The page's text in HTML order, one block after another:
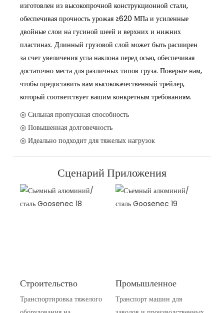
изготовлен из высокопрочной конструкционной стали,
обеспечивая прочность урожая ≥620 МПа и усиленные
двойные слои на гусиной шеей и верхних и нижних
пластинах. Длинный грузовой слой может быть расширен
за счет увеличения угла наклона перед осью, обеспечивая
достаточно места для различных типов груза. Поверьте нам,
чтобы предоставить вам высококачественный трейлер,
который соответствует вашим конкретным требованиям.
◎ Сильная пропускная способность
◎ Повышенная долговечность
◎ Идеально подходит для тяжелых нагрузок
Сценарий Приложения
Строительство
Транспортировка тяжелого
Промышленное
Транспорт машин для